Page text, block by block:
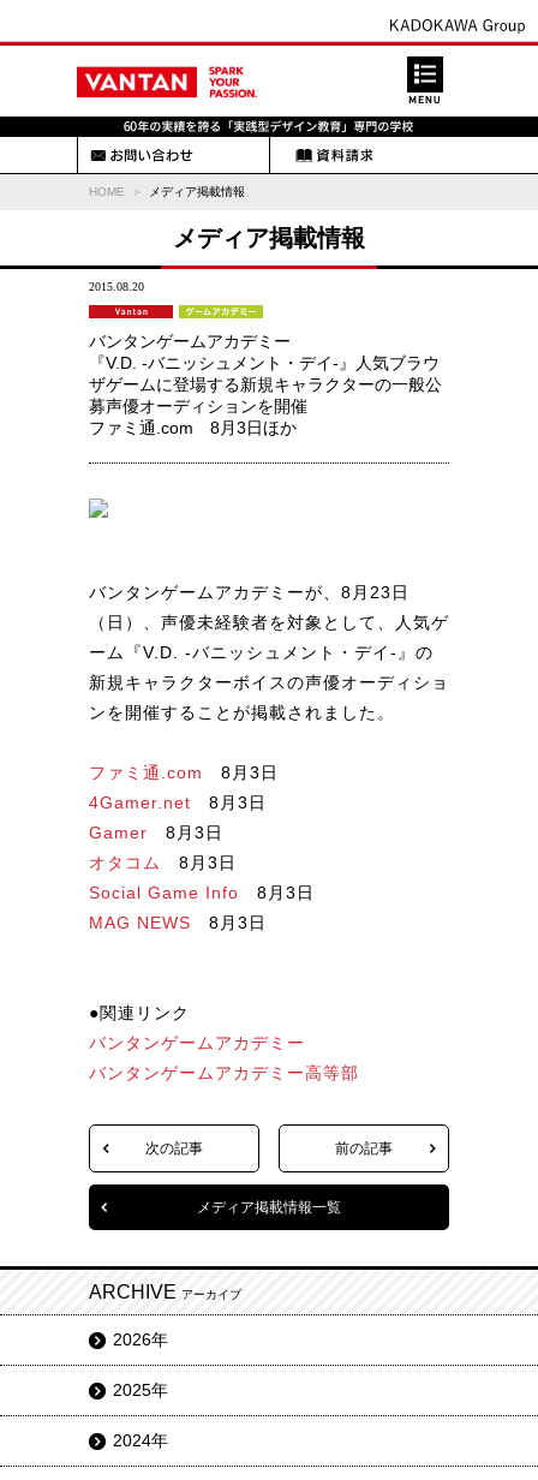
HOME メディア掲載情報
メディア掲載情報
2015.08.20
バンタンゲームアカデミー
『V.D. -バニッシュメント・デイ-』人気ブラウ
ザゲームに登場する新規キャラクターの一般公
募声優オーディションを開催
ファミ通.com 8月3日ほか
バンタンゲームアカデミーが、8月23日
（日）、声優未経験者を対象として、人気ゲ
ーム『V.D. -バニッシュメント・デイ-』の
新規キャラクターボイスの声優オーディショ
ンを開催することが掲載されました。
ファミ通.com
8月3日
4Gamer.net 8月3日
Gamer 8月3日
オタコム
8月3日
Social Game Info 8月3日
MAG NEWS 8月3日
●関連リンク
バンタンゲームアカデミー
バンタンゲームアカデミー高等部
次の記事 前の記事
メディア掲載情報一覧
ARCHIVE アーカイブ
2026年
2025年
2024年